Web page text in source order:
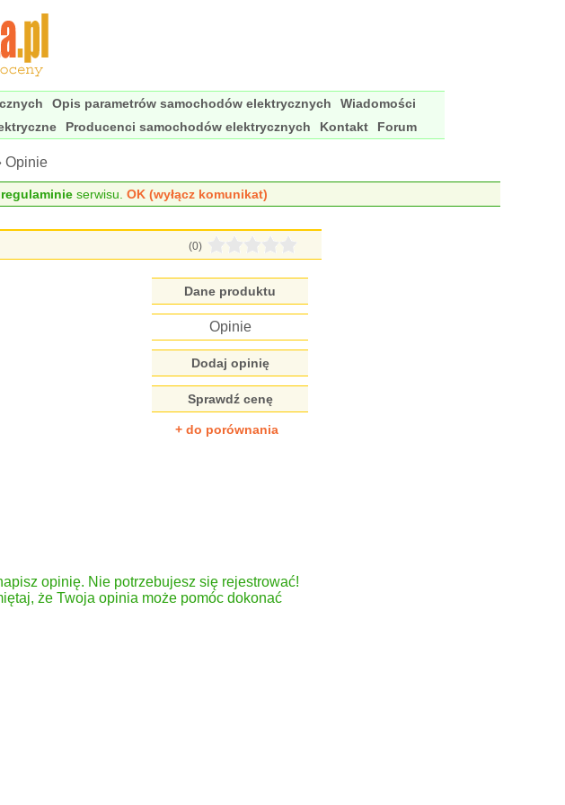
Opis parametrów samochodów elektrycznych
Wiadomości
Producenci samochodów elektrycznych Kontakt Forum
Opinie
regulaminieserwisu. OK (wyłącz komunikat)
(0)
Dane produktu
Opinie
Dodaj opinię
Sprawdź cenę
+ do porównania
opinię. Nie potrzebujesz się rejestrować!
że Twoja opinia może pomóc dokonać